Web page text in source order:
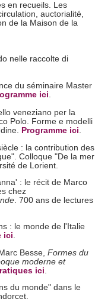
en recueils. Les
auctorialité,
de la Maison de la
nelle raccolte di
du séminaire Master
ici.
veneziano per la
Polo. Forme e modelli
Programme ici.
: la contribution des
Colloque "De la mer
de Lorient.
: le récit de Marco
chez
. 700 ans de lectures
: le monde de l'Italie
ici
Besse, Formes du
moderne et
ici
du monde" dans le